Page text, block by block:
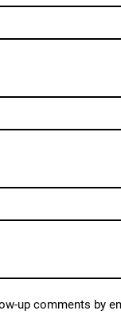
up comments by